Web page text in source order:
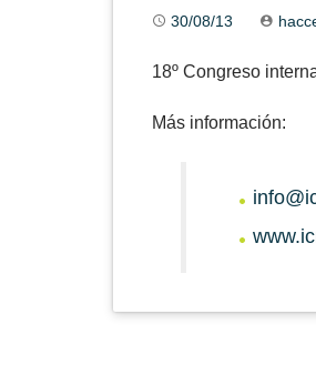
30/08/13
18º Congreso
Más información: